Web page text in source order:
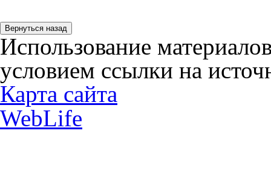
Использование
условием ссылки на
Карта сайта
WebLife